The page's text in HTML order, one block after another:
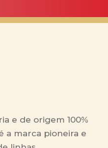
e de origem 100%
a marca pioneira e